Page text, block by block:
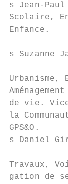
s Jean-
Scolaire,
Enfance.
s Suzanne
Urbanisme,
de vie.
la
GPS&O.
s Daniel
Travaux,
gation de